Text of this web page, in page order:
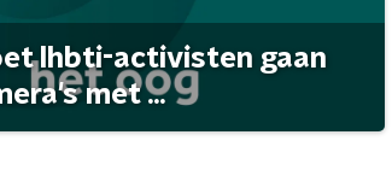
lhbti-activisten gaan
met ...